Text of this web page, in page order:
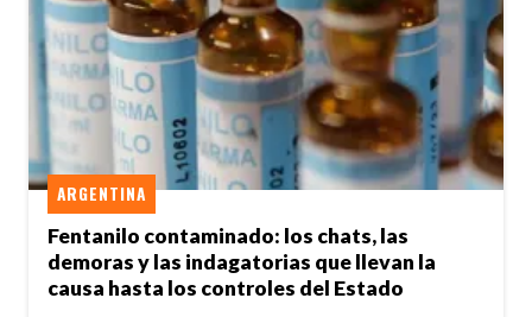
Fentanilo contaminado: los chats, las
demoras y las indagatorias que llevan la
causa hasta los controles del Estado
ARGENTINA